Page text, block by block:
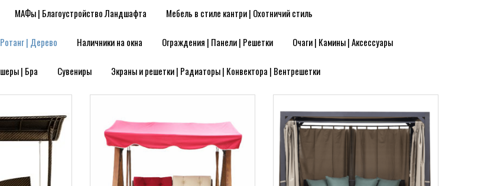
МАФы | Благоустройство Ландшафта Мебель в стиле кантри | Охотничий стиль
| Дерево Наличники на окна Ограждения | Панели | Решетки Очаги | Камины | Аксессуары
| Бра Сувениры Экраны и решетки | Радиаторы | Конвектора | Вентрешетки